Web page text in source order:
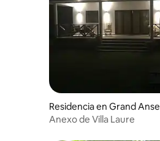
Residencia en Grand Anse
Anexo de Villa Laure